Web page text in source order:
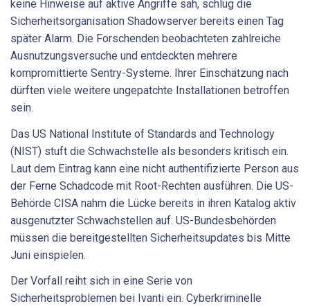
keine Hinweise auf aktive Angriffe sah, schlug die
Sicherheitsorganisation Shadowserver bereits einen Tag
später Alarm. Die Forschenden beobachteten zahlreiche
Ausnutzungsversuche und entdeckten mehrere
kompromittierte Sentry-Systeme. Ihrer Einschätzung nach
dürften viele weitere ungepatchte Installationen betroffen
sein.
Das US National Institute of Standards and Technology
(NIST) stuft die Schwachstelle als besonders kritisch ein.
Laut dem Eintrag kann eine nicht authentifizierte Person aus
der Ferne Schadcode mit Root-Rechten ausführen. Die US-
Behörde CISA nahm die Lücke bereits in ihren Katalog aktiv
ausgenutzter Schwachstellen auf. US-Bundesbehörden
müssen die bereitgestellten Sicherheitsupdates bis Mitte
Juni einspielen.
Der Vorfall reiht sich in eine Serie von
Sicherheitsproblemen bei Ivanti ein. Cyberkriminelle